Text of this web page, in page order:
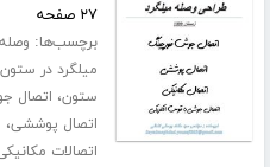
۲۷ صفحه
برچسب‌ها:
میلگرد در ستون
ستون، اتصال
اتصال پوششی،
اتصالات